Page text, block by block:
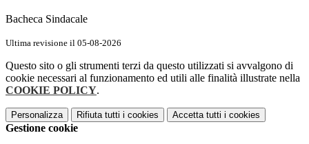
Bacheca Sindacale
Ultima revisione il 05-08-2026
Questo sito o gli strumenti terzi da questo utilizzati si avvalgono di
cookie necessari al funzionamento ed utili alle finalità illustrate nella
COOKIE POLICY.
Personalizza Rifiuta tutti i cookies Accetta tutti i cookies
Gestione cookie